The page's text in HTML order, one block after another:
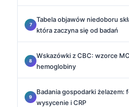
Tabela objawów niedoboru
która zaczyna się od badań
Wskazówki z CBC: wzorce
hemoglobiny
Badania gospodarki żelazem:
wysycenie i CRP